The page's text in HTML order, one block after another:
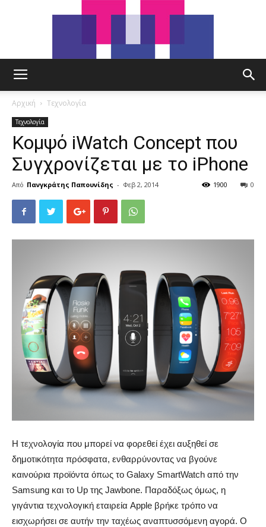
Αρχική Τεχνολογία
Τεχνολογία
Κομψό iWatch Concept που
Συγχρονίζεται με το iPhone
Από Πανγκράτης Παπουνίδης - Φεβ 2, 2014 0
1900
Η τεχνολογία που μπορεί να φορεθεί έχει αυξηθεί σε
δημοτικότητα πρόσφατα, ενθαρρύνοντας να βγούνε
καινούρια προϊόντα όπως το Galaxy SmartWatch από την
Samsung και το Up της Jawbone. Παραδόξως όμως, η
γιγάντια τεχνολογική εταιρεία Apple βρήκε τρόπο να
εισχωρήσει σε αυτήν την ταχέως αναπτυσσόμενη αγορά. Ο